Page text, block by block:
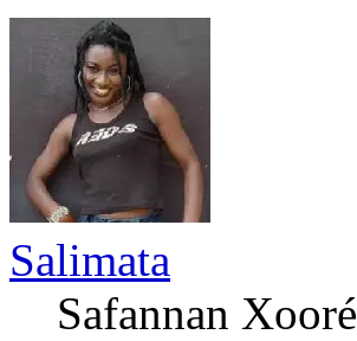
Salimata
Safannan Xooré